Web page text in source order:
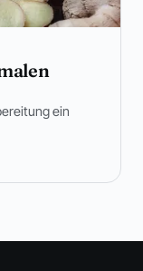
ein